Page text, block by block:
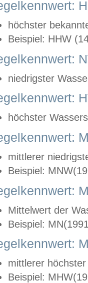
höchster
Beispiel: HHW
niedrigster
höchster
mittlerer
Beispiel:
Mittelwert der
Beispiel:
mittlerer
Beispiel: